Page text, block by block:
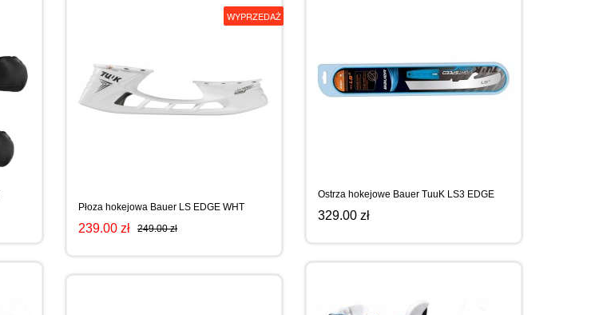
Ostrza hokejowe Bauer TuuK LS3 EDGE
329.00 zł
WYPRZEDAŻ
Płoza hokejowa Bauer LS EDGE WHT
239.00 zł 249.00 zł